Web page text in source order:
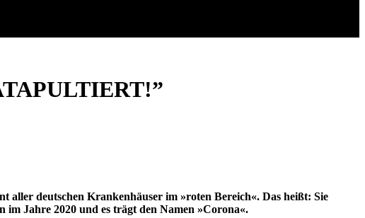
aller deutschen Krankenhäuser im »roten Bereich«. Das heißt: Sie
Jahre 2020 und es trägt den Namen »Corona«.